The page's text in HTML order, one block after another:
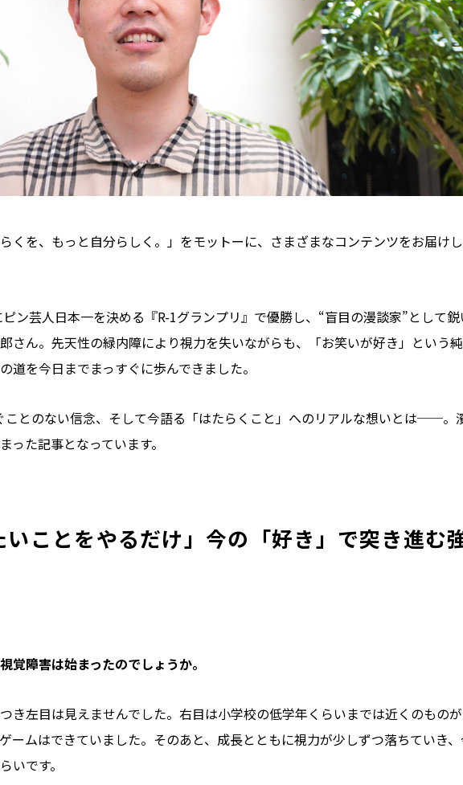
くを、もっと自分らしく。」をモットーに、さまざまなコンテンツをお届け
ン芸人日本一を決める『R-1グランプリ』で優勝し、“盲目の漫談家”として
さん。先天性の緑内障により視力を失いながらも、「お笑いが好き」という
道を今日までまっすぐに歩んできました。
ことのない信念、そして今語る「はたらくこと」へのリアルな想いとは──。
った記事となっています。
いことをやるだけ」今の「好き」で突き進む
覚障害は始まったのでしょうか。
き左目は見えませんでした。右目は小学校の低学年くらいまでは近くのもの
ームはできていました。そのあと、成長とともに視力が少しずつ落ちていき
いです。